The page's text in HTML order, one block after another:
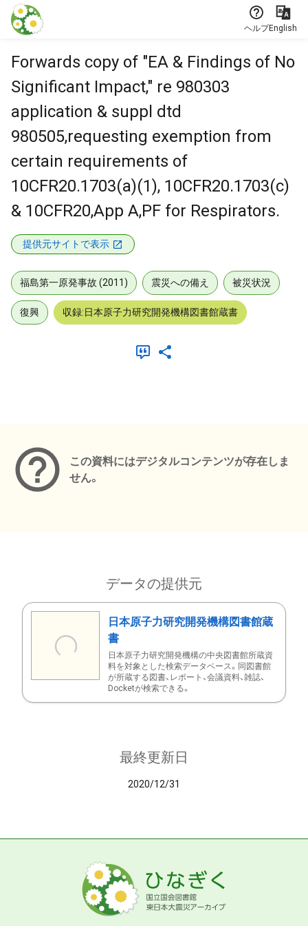
本文に飛ぶ
ヘルプEnglish
Forwards copy of "EA & Findings of No
Significant Impact," re 980303
application & suppl dtd
980505,requesting exemption from
certain requirements of
10CFR20.1703(a)(1), 10CFR20.1703(c)
& 10CFR20,App A,PF for Respirators.
提供元サイトで表示
福島第一原発事故 (2011) 震災への備え 被災状況
復興 収録:日本原子力研究開発機構図書館蔵書
この資料にはデジタルコンテンツが存在しま
せん。
データの提供元
日本原子力研究開発機構図書館蔵
書
日本原子力研究開発機構の中央図書館所蔵資
料を対象とした検索データベース。同図書館
が所蔵する図書、レポート、会議資料、雑誌、
Docketが検索できる。
最終更新日
2020/12/31